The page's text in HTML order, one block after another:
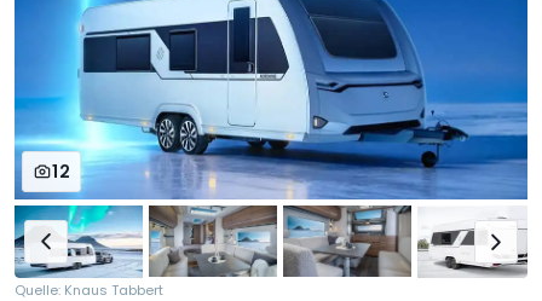
12
Quelle: Knaus Tabbert